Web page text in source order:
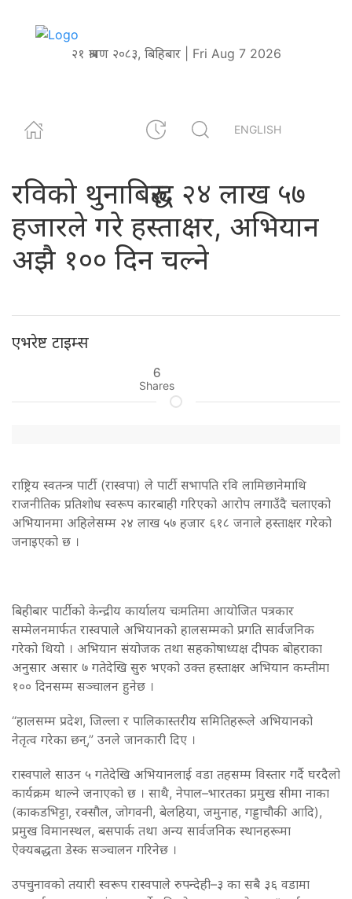
२१ श्रावण २०८३, बिहिबार | Fri Aug 7 2026
ENGLISH
रविको थुनाबिरुद्ध २४ लाख ५७
हजारले गरे हस्ताक्षर, अभियान
अझै १०० दिन चल्ने
एभरेष्ट टाइम्स
6
Shares
राष्ट्रिय स्वतन्त्र पार्टी (रास्वपा) ले पार्टी सभापति रवि लामिछानेमाथि
राजनीतिक प्रतिशोध स्वरूप कारबाही गरिएको आरोप लगाउँदै चलाएको
अभियानमा अहिलेसम्म २४ लाख ५७ हजार ६१८ जनाले हस्ताक्षर गरेको
जनाइएको छ ।
बिहीबार पार्टीको केन्द्रीय कार्यालय चःमतिमा आयोजित पत्रकार
सम्मेलनमार्फत रास्वपाले अभियानको हालसम्मको प्रगति सार्वजनिक
गरेको थियो । अभियान संयोजक तथा सहकोषाध्यक्ष दीपक बोहराका
अनुसार असार ७ गतेदेखि सुरु भएको उक्त हस्ताक्षर अभियान कम्तीमा
१०० दिनसम्म सञ्चालन हुनेछ ।
“हालसम्म प्रदेश, जिल्ला र पालिकास्तरीय समितिहरूले अभियानको
नेतृत्व गरेका छन्,” उनले जानकारी दिए ।
रास्वपाले साउन ५ गतेदेखि अभियानलाई वडा तहसम्म विस्तार गर्दै घरदैलो
कार्यक्रम थाल्ने जनाएको छ । साथै, नेपाल–भारतका प्रमुख सीमा नाका
(काकडभिट्टा, रक्सौल, जोगवनी, बेलहिया, जमुनाह, गड्डाचौकी आदि),
प्रमुख विमानस्थल, बसपार्क तथा अन्य सार्वजनिक स्थानहरूमा
ऐक्यबद्धता डेस्क सञ्चालन गरिनेछ ।
उपचुनावको तयारी स्वरूप रास्वपाले रुपन्देही–३ का सबै ३६ वडामा